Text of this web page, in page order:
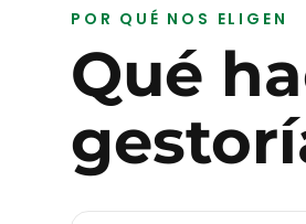
POR QUÉ NOS ELIGEN
Qué